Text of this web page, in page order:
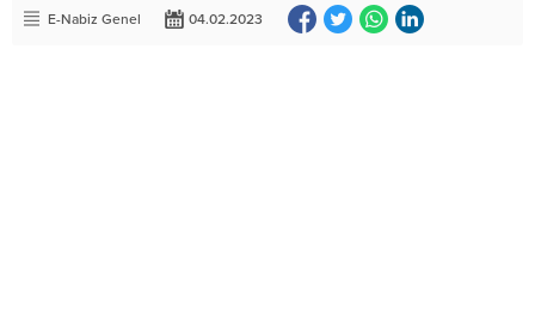
E-Nabiz Genel 04.02.2023